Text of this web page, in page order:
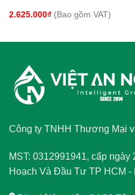
2.625.000₫(Bao gồm VAT)
Công ty TNHH Thương Mại
MST: 0312991941, cấp
Hoạch Và Đầu Tư TP HCM